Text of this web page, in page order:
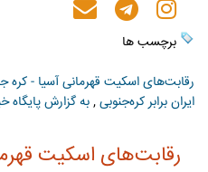
برچسب ها
رقابت‌های اسکیت قهرمانی آسیا - کره
ایران برابر کره‌جنوبی,به گزارش پایگاه
رقابت‌های اسکیت